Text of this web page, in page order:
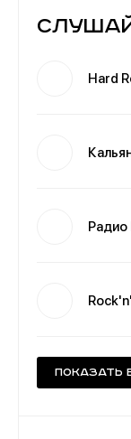
Hard
Радио
Показать